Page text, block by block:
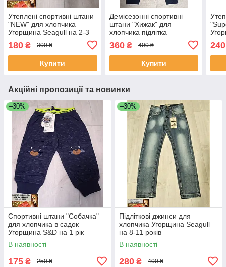
Утеплені спортивні штани
"NEW" для хлопчика
Угорщина Seagull на 2-3
180 ₴ 300 ₴
Купити
Демісезонні спортивні
штани "Хижак" для
хлопчика підлітка
Угорщина Seagull на 7-14
років чорні сині сірі
360₴ 400 ₴
Купити
240
Акційні пропозиції та новинки
–30%
Спортивні штани "Собачка"
для хлопчика в садок
Угорщина S&D на 1 рік
В наявності
175 ₴ 250 ₴
–30%
Підліткові джинси для
хлопчика Угорщина Seagull
на 8-11 років
В наявності
280 ₴ 400 ₴